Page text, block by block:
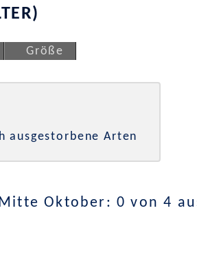
Größe
ausgestorbene Arten
Oktober: 0 von 4